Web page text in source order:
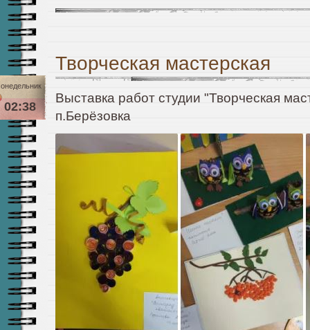
Творческая мастерская
02:38
Выставка работ студии "Творческая
п.Берёзовка